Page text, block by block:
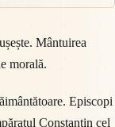
Mântuirea
morală.
Episcopi
Constantin cel